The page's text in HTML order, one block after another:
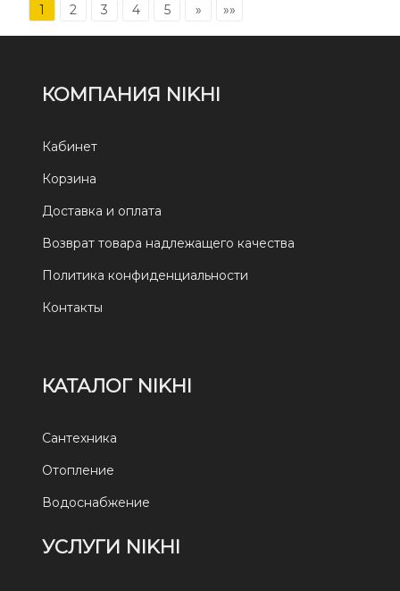
1 2 3 4 5 » »»
КОМПАНИЯ NIKHI
Кабинет
Корзина
Доставка и оплата
Возврат товара надлежащего качества
Политика конфиденциальности
Контакты
КАТАЛОГ NIKHI
Сантехника
Отопление
Водоснабжение
УСЛУГИ NIKHI